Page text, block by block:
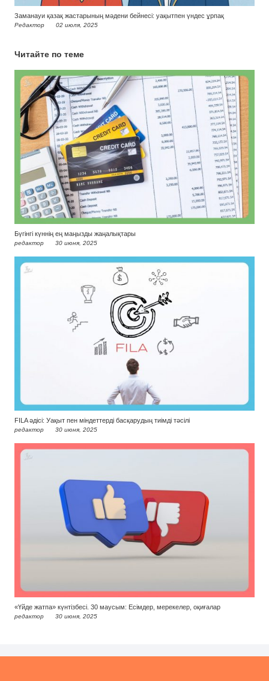
Заманауи қазақ жастарының мәдени бейнесі: уақытпен үндес ұрпақ
Редактор 02 июля, 2025
Читайте по теме
Бүгінгі күннің ең маңызды жаңалықтары
редактор 30 июня, 2025
FILA әдісі: Уақыт пен міндеттерді басқарудың тиімді тәсілі
редактор 30 июня, 2025
«Үйде жатпа» күнтізбесі. 30 маусым: Есімдер, мерекелер, оқиғалар
редактор 30 июня, 2025